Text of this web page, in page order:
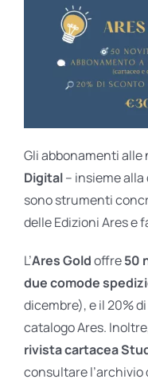
Gli abbonamenti alle
Digital– insieme alla
sono strumenti
delle Edizioni Ares e
L’Ares Goldoffre50
due comode
dicembre), e il 20%
catalogo Ares.
rivista cartacea
consultare l’archivio